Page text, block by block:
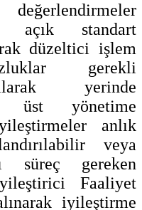
açık standart
düzeltici işlem
gerekli
yerinde
üst yönetime
anlık
veya
süreç gereken
Faaliyet
iyileştirme